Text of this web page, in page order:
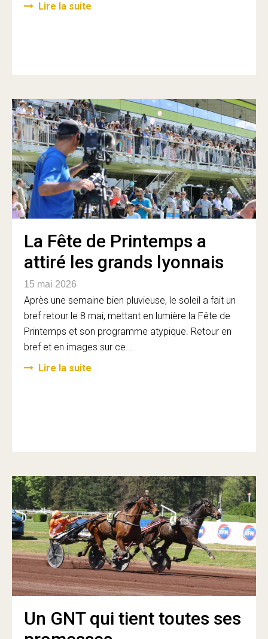
Lire la suite
La Fête de Printemps a
attiré les grands lyonnais
15 mai 2026
Après une semaine bien pluvieuse, le soleil a fait un
bref retour le 8 mai, mettant en lumière la Fête de
Printemps et son programme atypique. Retour en
bref et en images sur ce...
Lire la suite
Un GNT qui tient toutes ses